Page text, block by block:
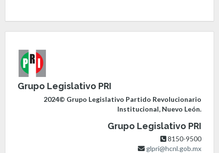
Grupo Legislativo PRI
2024© Grupo Legislativo Partido Revolucionario
Institucional, Nuevo León.
Grupo Legislativo PRI
8150-9500
glpri@hcnl.gob.mx